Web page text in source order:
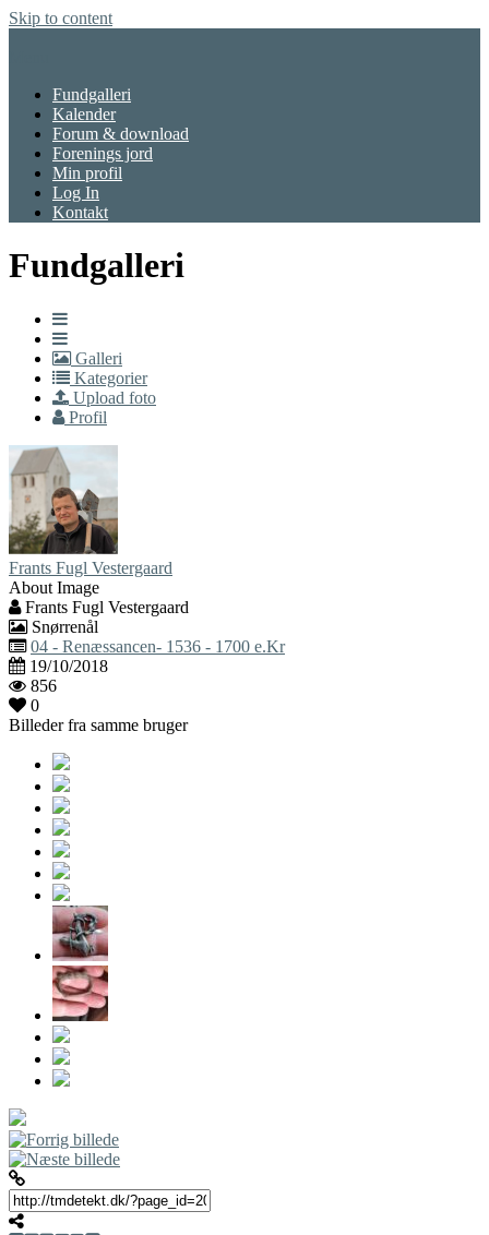
Skip to content
Fundgalleri
Kalender
Forum & download
Forenings jord
Min profil
Log In
Kontakt
Fundgalleri
Galleri
Kategorier
Upload foto
Profil
Frants Fugl Vestergaard
About Image
Frants Fugl Vestergaard
Snørrenål
04 - Renæssancen- 1536 - 1700 e.Kr
19/10/2018
856
0
Billeder fra samme bruger